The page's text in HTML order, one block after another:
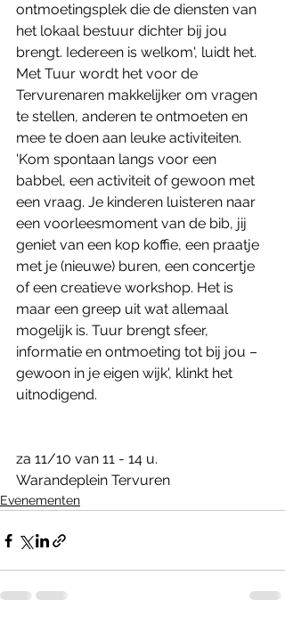
ontmoetingsplek die de diensten van
het lokaal bestuur dichter bij jou
brengt. Iedereen is welkom', luidt het.
Met Tuur wordt het voor de
Tervurenaren makkelijker om vragen
te stellen, anderen te ontmoeten en
mee te doen aan leuke activiteiten.
'Kom spontaan langs voor een
babbel, een activiteit of gewoon met
een vraag. Je kinderen luisteren naar
een voorleesmoment van de bib, jij
geniet van een kop koffie, een praatje
met je (nieuwe) buren, een concertje
of een creatieve workshop. Het is
maar een greep uit wat allemaal
mogelijk is. Tuur brengt sfeer,
informatie en ontmoeting tot bij jou –
gewoon in je eigen wijk', klinkt het
uitnodigend.
za 11/10 van 11 - 14 u.
Warandeplein Tervuren
Evenementen